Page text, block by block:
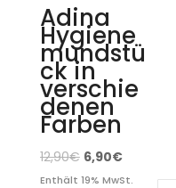
Adina
Hygiene
mundstü
ck in
verschie
denen
Farben
12,90€ 6,90€
Enthält 19% MwSt.